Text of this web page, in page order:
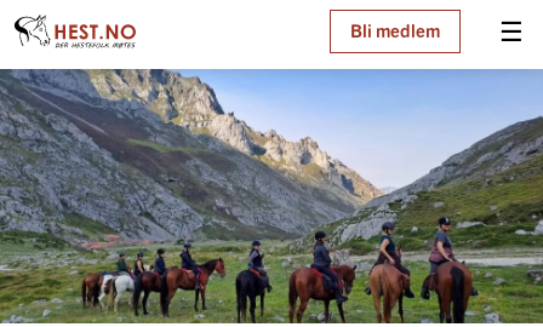
☰
Bli medlem